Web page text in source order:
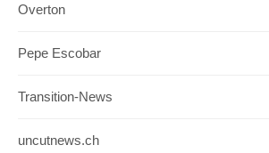
Overton
Pepe Escobar
Transition-News
uncutnews.ch